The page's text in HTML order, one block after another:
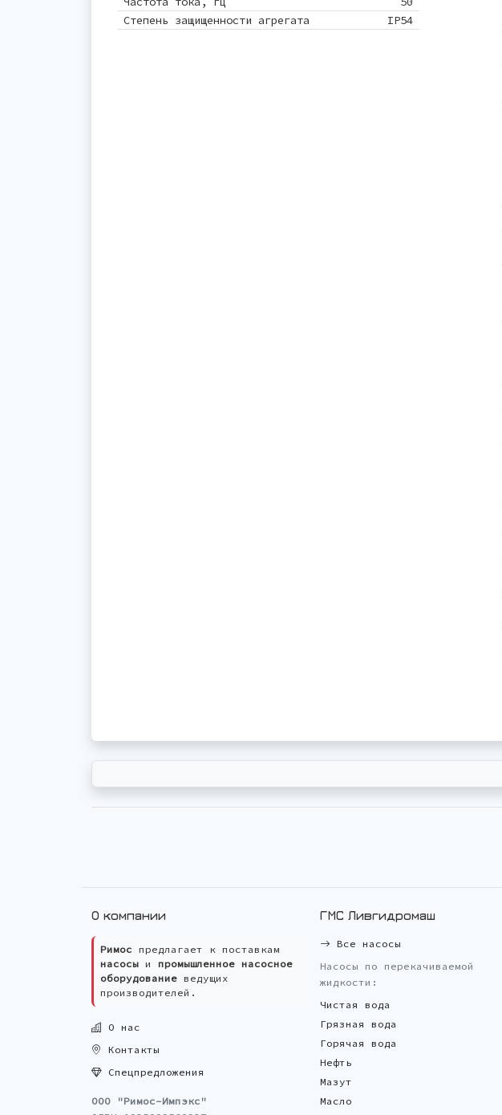
Степень защищенности агрегата
IP54
О компании
Римос предлагает к поставкам
насосы и промышленное насосное
оборудование ведущих
производителей.
О нас
Контакты
Спецпредложения
ООО "Римос-Импэкс"
ГМС Ливгидромаш
Все насосы
Насосы по перекачиваемой
жидкости:
Чистая вода
Грязная вода
Горячая вода
Нефть
Мазут
Масло